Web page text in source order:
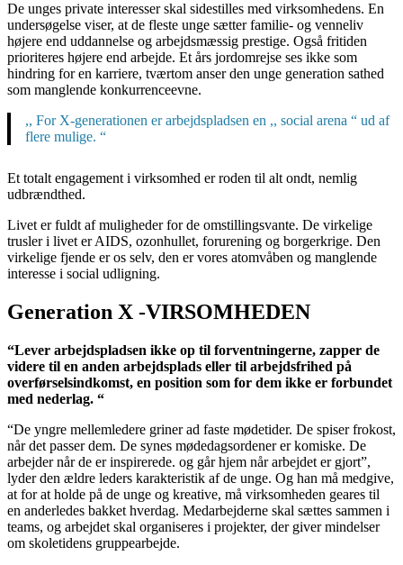
De unges private interesser skal sidestilles med virksomhedens. En
undersøgelse viser, at de fleste unge sætter familie- og venneliv
højere end uddannelse og arbejdsmæssig prestige. Også fritiden
prioriteres højere end arbejde. Et års jordomrejse ses ikke som
hindring for en karriere, tværtom anser den unge generation sathed
som manglende konkurrenceevne.
,, For X-generationen er arbejdspladsen en ,, social arena “ ud af
flere mulige. “
Et totalt engagement i virksomhed er roden til alt ondt, nemlig
udbrændthed.
Livet er fuldt af muligheder for de omstillingsvante. De virkelige
trusler i livet er AIDS, ozonhullet, forurening og borgerkrige. Den
virkelige fjende er os selv, den er vores atomvåben og manglende
interesse i social udligning.
Generation X -VIRSOMHEDEN
“Lever arbejdspladsen ikke op til forventningerne, zapper de
videre til en anden arbejdsplads eller til arbejdsfrihed på
overførselsindkomst, en position som for dem ikke er forbundet
med nederlag. “
“De yngre mellemledere griner ad faste mødetider. De spiser frokost,
når det passer dem. De synes mødedagsordener er komiske. De
arbejder når de er inspirerede. og går hjem når arbejdet er gjort”,
lyder den ældre leders karakteristik af de unge. Og han må medgive,
at for at holde på de unge og kreative, må virksomheden geares til
en anderledes bakket hverdag. Medarbejderne skal sættes sammen i
teams, og arbejdet skal organiseres i projekter, der giver mindelser
om skoletidens gruppearbejde.